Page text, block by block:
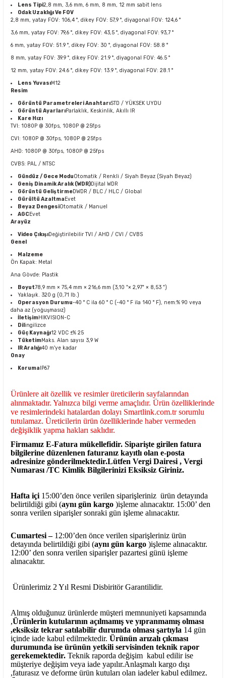
Lens Tipi2,8 mm, 3,6 mm, 6 mm, 8 mm, 12 mm sabit lens
Odak Uzaklığı Ve FOV
2,8 mm, yatay FOV: 106,4 °, dikey FOV: 57,9 °, diyagonal FOV: 124,6 °
3,6 mm, yatay FOV: 79,6 °, dikey FOV: 43,5 °, diyagonal FOV: 93,7 °
6 mm, yatay FOV: 51.9 °, dikey FOV: 30 °, diyagonal FOV: 58.8 °
8 mm, yatay FOV: 39.9 °, dikey FOV: 21.9 °, diyagonal FOV: 46.5 °
12 mm, yatay FOV: 24.6 °, dikey FOV: 13.9 °, diyagonal FOV: 28.1 °
Lens YuvasıM12
Resim
Görüntü Parametreleri AnahtarıSTD / YÜKSEK UYDU
Görüntü AyarlarıParlaklık, Keskinlik, Akıllı IR
Kare Hızı
TVI: 1080P @ 30fps, 1080P @ 25fps
CVI: 1080P @ 30fps, 1080P @ 25fps
AHD: 1080P @ 30fps, 1080P @ 25fps
CVBS: PAL / NTSC
Gündüz / Gece ModuOtomatik / Renkli / Siyah Beyaz (Siyah Beyaz)
Geniş Dinamik Aralık (WDR)Dijital WDR
Görüntü GeliştirmeDWDR / BLC / HLC / Global
Gürültü AzaltmaEvet
Beyaz DengesiOtomatik / Manuel
AGCEvet
Arayüz
Video ÇıkışıDeğiştirilebilir TVI / AHD / CVI / CVBS
Genel
Malzeme
Ön Kapak: Metal
Ana Gövde: Plastik
Boyut78,9 mm × 75,4 mm × 216,6 mm (3,10 "× 2,97" × 8,53 ")
Yaklaşık. 320 g (0,71 lb.)
Operasyon Durumu-40 ° C ila 60 ° C (-40 ° F ila 140 ° F), nem:% 90 veya
daha az (yoğuşmasız)
İletişimHIKVISION-C
Dilingilizce
Güç Kaynağı12 VDC ±% 25
TüketimMaks. Alan sayısı 3,9 W
IR Aralığı40 m'ye kadar
Onay
KorumaIP67
Ürünlere ait özellik ve resimler üreticilerin sayfalarından
alınmaktadır. Yalnızca bilgi verme amaçlıdır. Ürün özelliklerinde
ve resimlerindeki hatalardan dolayı Smartlink.com.tr sorumlu
tutulamaz. Üreticilerin ürün özelliklerinde haber vermeden
değişiklik yapma hakları saklıdır.
Firmamız E-Fatura mükellefidir. Siparişte girilen fatura
bilgilerine düzenlenen faturanız kayıtlı olan e-posta
adresinize gönderilmektedir.Lütfen Vergi Dairesi , Vergi
Numarası /TC Kimlik Bilgilerinizi Eksiksiz Giriniz.
Hafta içi 15:00’den önce verilen siparişleriniz ürün detayında
belirtildiği gibi (aynı gün kargo )işleme alınacaktır. 15:00’ den
sonra verilen siparişler sonraki gün işleme alınacaktır.
Cumartesi – 12:00’den önce verilen siparişleriniz ürün
detayında belirtildiği gibi (aynı gün kargo )işleme alınacaktır.
12:00’ den sonra verilen siparişler pazartesi günü işleme
alınacaktır.
Ürünlerimiz 2 Yıl Resmi Disbiritör Garantilidir.
Almış olduğunuz ürünlerde müşteri memnuniyeti kapsamında
,Ürünlerin kutularının açılmamış ve yıpranmamış olması
,eksiksiz tekrar satılabilir durumda olması şartıyla 14 gün
içinde iade kabul edilmektedir. Ürünün arızalı çıkması
durumunda ise ürünün yetkili servisinden teknik rapor
gerekemektedir. Teknik raporda değişim kabul edilir ise
müşteriye değişim veya iade yapılır.Anlaşmalı kargo dışı
,faturasız ve deforme ürün kutuları olan iadeler kabul edilmez.